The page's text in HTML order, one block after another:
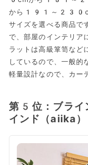
から191～230cmま
サイズを選べる商品
で、部屋のインテリア
ラットは高級箪笥など
しているので、一般的
軽量設計なので、カー
第5位：ブラ
インド（aiika）